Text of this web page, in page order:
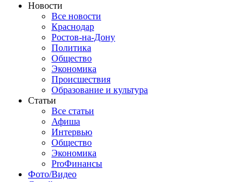
Новости
Все новости
Краснодар
Ростов-на-Дону
Политика
Общество
Экономика
Происшествия
Образование и культура
Статьи
Все статьи
Афиша
Интервью
Общество
Экономика
ProФинансы
Фото/Видео